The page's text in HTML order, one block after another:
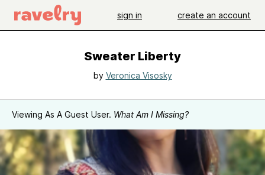
sign in create an account
Sweater Liberty
by Veronica Visosky
Viewing As A Guest User. What Am I Missing?